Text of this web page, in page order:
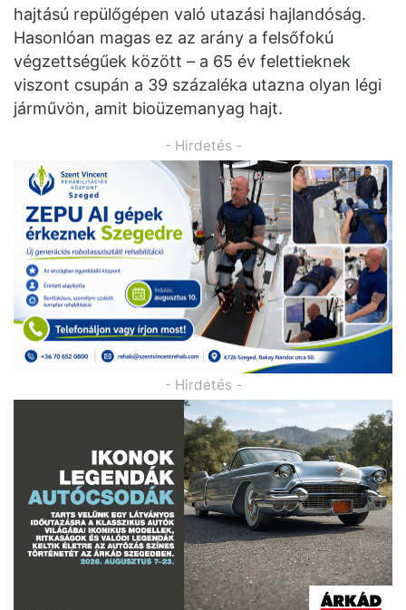
hajtású repülőgépen való utazási hajlandóság.
Hasonlóan magas ez az arány a felsőfokú
végzettségűek között – a 65 év felettieknek
viszont csupán a 39 százaléka utazna olyan légi
járművön, amit bioüzemanyag hajt.
- Hirdetés -
- Hirdetés -